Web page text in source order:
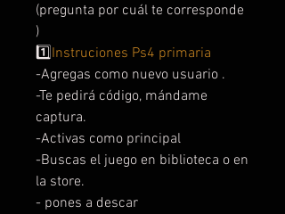
(pregunta por cuál te corresponde
)
1️⃣Instruciones Ps4 primaria
-Agregas como nuevo usuario .
-Te pedirá código, mándame
captura.
-Activas como principal
-Buscas el juego en biblioteca o en
la store.
- pones a descar